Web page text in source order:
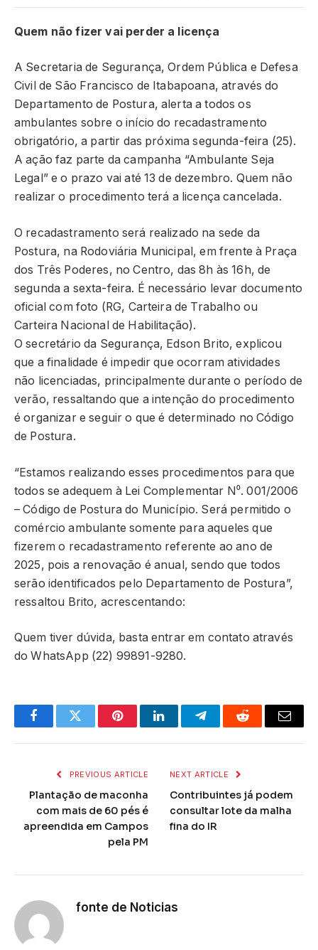
Quem não fizer vai perder a licença
A Secretaria de Segurança, Ordem Pública e Defesa
Civil de São Francisco de Itabapoana, através do
Departamento de Postura, alerta a todos os
ambulantes sobre o início do recadastramento
obrigatório, a partir das próxima segunda-feira (25).
A ação faz parte da campanha “Ambulante Seja
Legal” e o prazo vai até 13 de dezembro. Quem não
realizar o procedimento terá a licença cancelada.
O recadastramento será realizado na sede da
Postura, na Rodoviária Municipal, em frente à Praça
dos Três Poderes, no Centro, das 8h às 16h, de
segunda a sexta-feira. É necessário levar documento
oficial com foto (RG, Carteira de Trabalho ou
Carteira Nacional de Habilitação).
O secretário da Segurança, Edson Brito, explicou
que a finalidade é impedir que ocorram atividades
não licenciadas, principalmente durante o período de
verão, ressaltando que a intenção do procedimento
é organizar e seguir o que é determinado no Código
de Postura.
“Estamos realizando esses procedimentos para que
todos se adequem à Lei Complementar N⁰. 001/2006
– Código de Postura do Município. Será permitido o
comércio ambulante somente para aqueles que
fizerem o recadastramento referente ao ano de
2025, pois a renovação é anual, sendo que todos
serão identificados pelo Departamento de Postura”,
ressaltou Brito, acrescentando:
Quem tiver dúvida, basta entrar em contato através
do WhatsApp (22) 99891-9280.
FacebookTwitter PinterestLinkedInTelegramReddit Email
PREVIOUS ARTICLE
Plantação de maconha
com mais de 60 pés é
apreendida em Campos
pela PM
NEXT ARTICLE
Contribuintes já podem
consultar lote da malha
fina do IR
fonte de Noticias